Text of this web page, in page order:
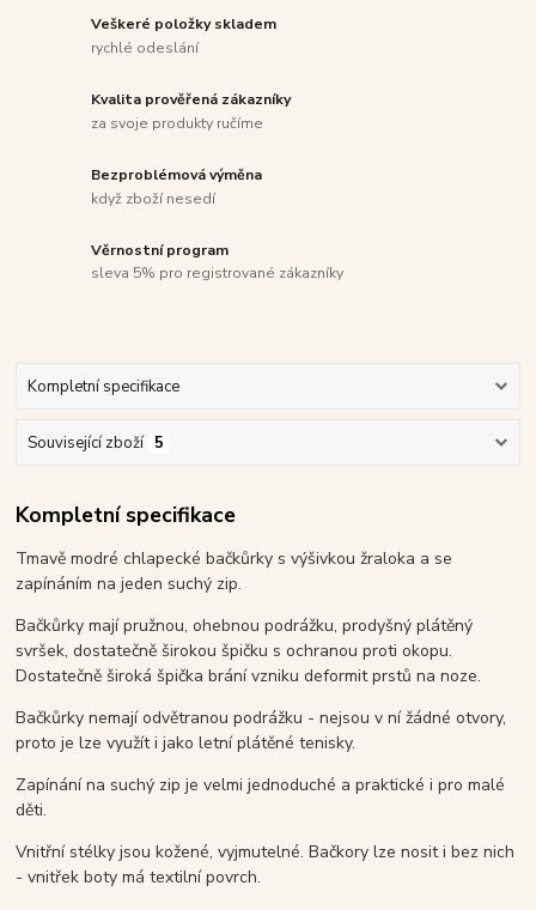
Veškeré položky skladem
rychlé odeslání
Kvalita prověřená zákazníky
za svoje produkty ručíme
Bezproblémová výměna
když zboží nesedí
Věrnostní program
sleva 5% pro registrované zákazníky
Kompletní specifikace
Související zboží 5
Kompletní specifikace
Tmavě modré chlapecké bačkůrky s výšivkou žraloka a se
zapínáním na jeden suchý zip.
Bačkůrky mají pružnou, ohebnou podrážku, prodyšný plátěný
svršek, dostatečně širokou špičku s ochranou proti okopu.
Dostatečně široká špička brání vzniku deformit prstů na noze.
Bačkůrky nemají odvětranou podrážku - nejsou v ní žádné otvory,
proto je lze využít i jako letní plátěné tenisky.
Zapínání na suchý zip je velmi jednoduché a praktické i pro malé
děti.
Vnitřní stélky jsou kožené, vyjmutelné. Bačkory lze nosit i bez nich
- vnitřek boty má textilní povrch.